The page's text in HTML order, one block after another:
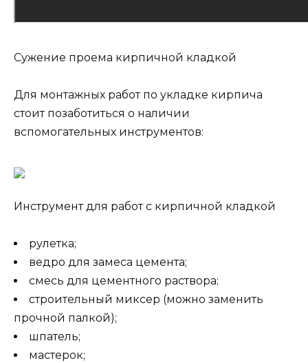
Сужение проема кирпичной кладкой
Для монтажных работ по укладке кирпича
стоит позаботиться о наличии
вспомогательных инструментов:
Инструмент для работ с кирпичной кладкой
рулетка;
ведро для замеса цемента;
смесь для цементного раствора;
строительный миксер (можно заменить
прочной палкой);
шпатель;
мастерок;